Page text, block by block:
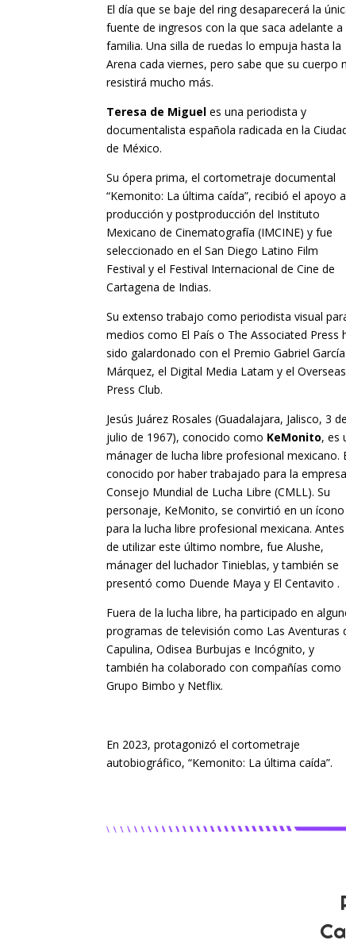
El día que se baje del ring desaparecerá la
fuente de ingresos con la que saca adelante a
familia. Una silla de ruedas lo empuja hasta la
Arena cada viernes, pero sabe que su cuerpo
resistirá mucho más.
Teresa de Miguel es una periodista y
documentalista española radicada en la
de México.
Su ópera prima, el cortometraje documental
“Kemonito: La última caída”, recibió el apoyo
producción y postproducción del Instituto
Mexicano de Cinematografía (IMCINE) y fue
seleccionado en el San Diego Latino Film
Festival y el Festival Internacional de Cine de
Cartagena de Indias.
Su extenso trabajo como periodista visual
medios como El País o The Associated Press
sido galardonado con el Premio Gabriel García
Márquez, el Digital Media Latam y el Overseas
Press Club.
Jesús Juárez Rosales (Guadalajara, Jalisco, 3 de
julio de 1967), conocido como KeMonito, es
mánager de lucha libre profesional mexicano.
conocido por haber trabajado para la empresa
Consejo Mundial de Lucha Libre (CMLL). Su
personaje, KeMonito, se convirtió en un ícono
para la lucha libre profesional mexicana. Antes
de utilizar este último nombre, fue Alushe,
mánager del luchador Tinieblas, y también se
presentó como Duende Maya y El Centavito .
Fuera de la lucha libre, ha participado en
programas de televisión como Las Aventuras
Capulina, Odisea Burbujas e Incógnito, y
también ha colaborado con compañías como
Grupo Bimbo y Netflix.
En 2023, protagonizó el cortometraje
autobiográfico, “Kemonito: La última caída”.